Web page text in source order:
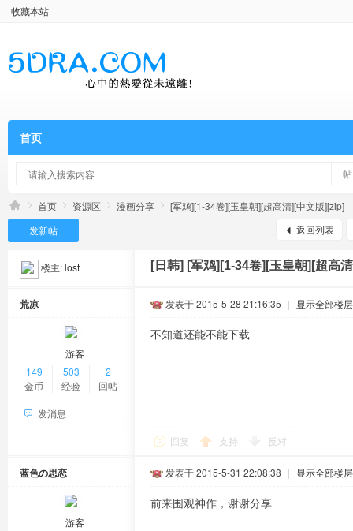
收藏本站
首页
首页 资源区 漫画分享
[军鸡][1-34卷][玉皇朝][超高清][中文版][zip]
返回列表
发新帖
楼主:lost [日韩] [军鸡][1-34卷][玉皇朝][超高
荒凉
游客
149
金币
503
经验
2
回帖
发消息
发表于 2015-5-28 21:16:35 | 显示全部楼层
不知道还能不能下载
回复 支持 反对
蓝色の思恋
游客
发表于 2015-5-31 22:08:38 | 显示全部楼层
前来围观神作，谢谢分享